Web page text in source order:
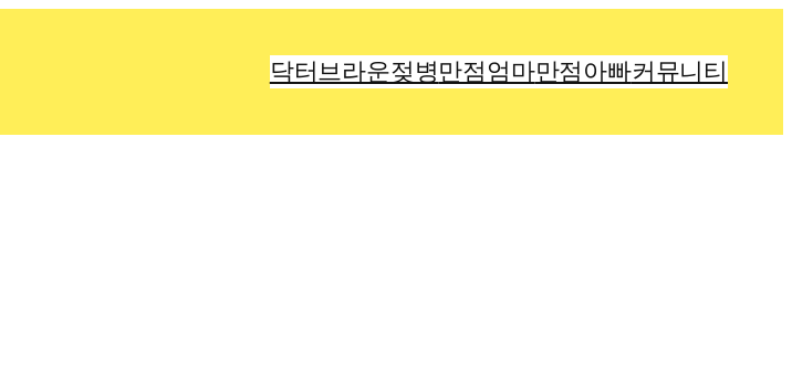
닥터브라운젖병만점엄마만점아빠커뮤니티